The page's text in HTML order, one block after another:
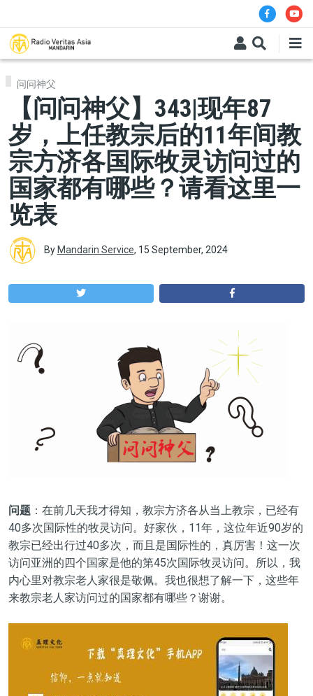
问问神父
【问问神父】343|现年87
岁，上任教宗后的11年间教
宗方济各国际牧灵访问过的
国家都有哪些？请看这里一
览表
By Mandarin Service, 15 September, 2024
问题：在前几天我才得知，教宗方济各从当上教宗，已经有
40多次国际性的牧灵访问。好家伙，11年，这位年近90岁的
教宗已经出行过40多次，而且是国际性的，真厉害！这一次
访问亚洲的四个国家是他的第45次国际牧灵访问。所以，我
内心里对教宗老人家很是敬佩。我也很想了解一下，这些年
来教宗老人家访问过的国家都有哪些？谢谢。